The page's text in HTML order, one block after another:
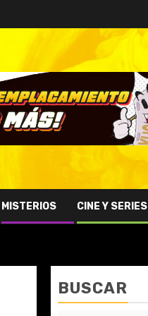
MISTERIOS CINE Y SERIES
BUSCAR